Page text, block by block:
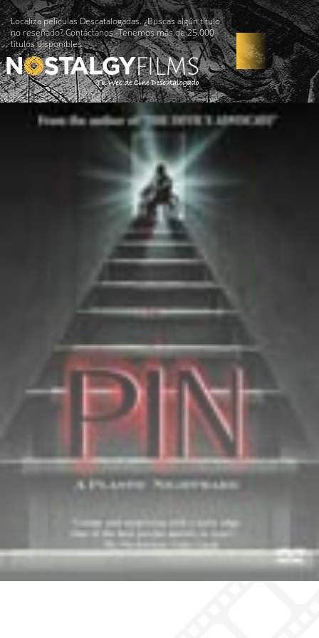
Localiza películas Descatalogadas. ¿Buscas algún título
no reseñado? Contáctanos -Tenemos más de 25.000
títulos disponibles!